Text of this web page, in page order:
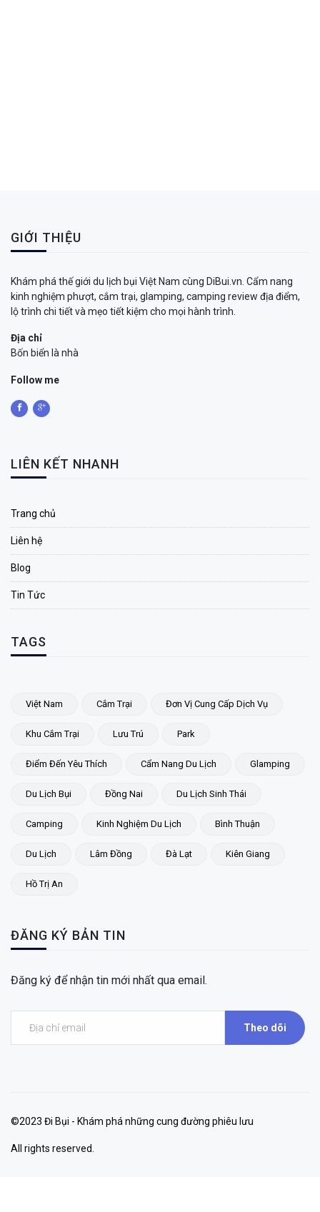
GIỚI THIỆU
Khám phá thế giới du lịch bụi Việt Nam cùng DiBui.vn. Cẩm nang
kinh nghiệm phượt, cắm trại, glamping, camping review địa điểm,
lộ trình chi tiết và mẹo tiết kiệm cho mọi hành trình.
Địa chỉ
Bốn biển là nhà
Follow me
LIÊN KẾT NHANH
Trang chủ
Liên hệ
Blog
Tin Tức
TAGS
Việt Nam Cắm Trại Đơn Vị Cung Cấp Dịch Vụ
Khu Cắm Trại Lưu Trú Park
Điểm Đến Yêu Thích Cẩm Nang Du Lịch Glamping
Du Lịch Bụi Đồng Nai Du Lịch Sinh Thái
Camping Kinh Nghiệm Du Lịch Bình Thuận
Du Lịch Lâm Đồng Đà Lạt Kiên Giang
Hồ Trị An
ĐĂNG KÝ BẢN TIN
Đăng ký để nhận tin mới nhất qua email.
Theo dõi
©2023 Đi Bụi - Khám phá những cung đường phiêu lưu
All rights reserved.